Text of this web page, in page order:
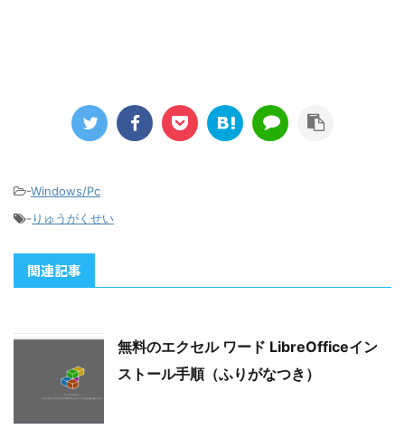
-Windows/Pc
-りゅうがくせい
関連記事
無料のエクセル ワード LibreOfficeイン
ストール手順（ふりがなつき）